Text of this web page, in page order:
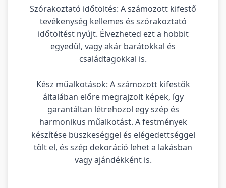
Szórakoztató időtöltés: A számozott kifestő
tevékenység kellemes és szórakoztató
időtöltést nyújt. Élvezheted ezt a hobbit
egyedül, vagy akár barátokkal és
családtagokkal is.
Kész műalkotások: A számozott kifestők
általában előre megrajzolt képek, így
garantáltan létrehozol egy szép és
harmonikus műalkotást. A festmények
készítése büszkeséggel és elégedettséggel
tölt el, és szép dekoráció lehet a lakásban
vagy ajándékként is.